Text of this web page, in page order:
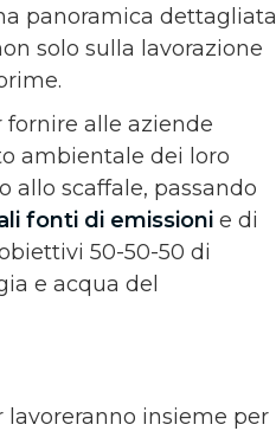
panoramica dettagliata
solo sulla lavorazione
fornire alle aziende
ambientale dei loro
allo scaffale, passando
fonti di emissioni e di
50-50-50 di
e acqua del
lavoreranno insieme per